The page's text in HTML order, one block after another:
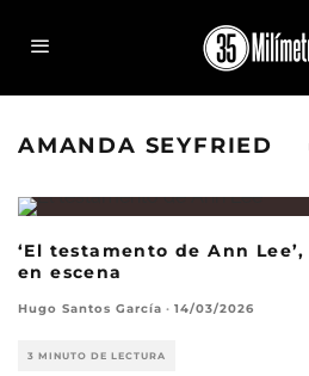
AMANDA SEYFRIED
‘El testamento de Ann
en escena
Hugo Santos García · 14/03/2026
3 MINUTO DE LECTURA